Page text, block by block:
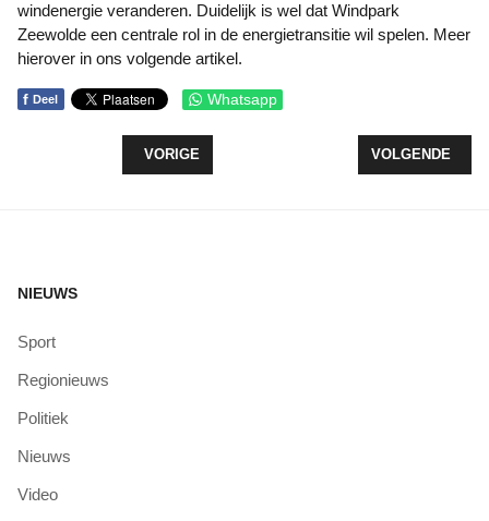
windenergie veranderen. Duidelijk is wel dat Windpark
Zeewolde een centrale rol in de energietransitie wil spelen. Meer
hierover in ons volgende artikel.
f Deel Whatsapp
VORIG ARTIKEL: EHBO VERENIGING ZEEWOLDE
VORIGE VOLGENDE
VOLGENDE
NIEUWS
Sport
Regionieuws
Politiek
Nieuws
Video